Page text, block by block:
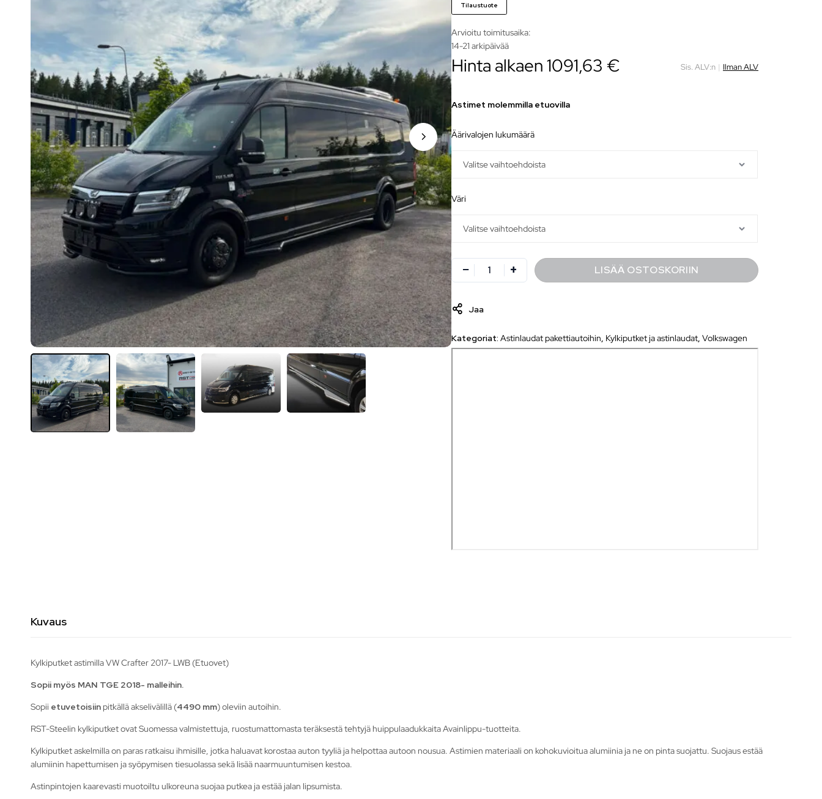
Tilaustuote
Arvioitu toimitusaika:
14-21 arkipäivää
Hinta alkaen1091,63 € Sis. ALV:n | Ilman ALV
Astimet molemmilla etuovilla
äärivalojen lukumäärä
väri
LISÄÄ OSTOSKORIIN
Jaa
Kategoriat:Astinlaudat pakettiautoihin Kylkiputket ja astinlaudat ,Volkswagen
Kuvaus
Kylkiputket astimilla VW Crafter 2017- LWB (Etuovet)
Sopii myös MAN TGE 2018- malleihin.
Sopii etuvetoisiin pitkällä akselivälillä (4490 mm) oleviin autoihin.
RST-Steelin kylkiputket ovat Suomessa valmistettuja, ruostumattomasta teräksestä tehtyjä huippulaadukkaita Avainlippu-tuotteita.
Kylkiputket askelmilla on paras ratkaisu ihmisille, jotka haluavat korostaa auton tyyliä ja helpottaa autoon nousua. Astimien materiaali on kohokuvioitua alumiinia ja ne on pinta suojattu. Suojaus estää
alumiinin hapettumisen ja syöpymisen tiesuolassa sekä lisää naarmuuntumisen kestoa.
Astinpintojen kaarevasti muotoiltu ulkoreuna suojaa putkea ja estää jalan lipsumista.